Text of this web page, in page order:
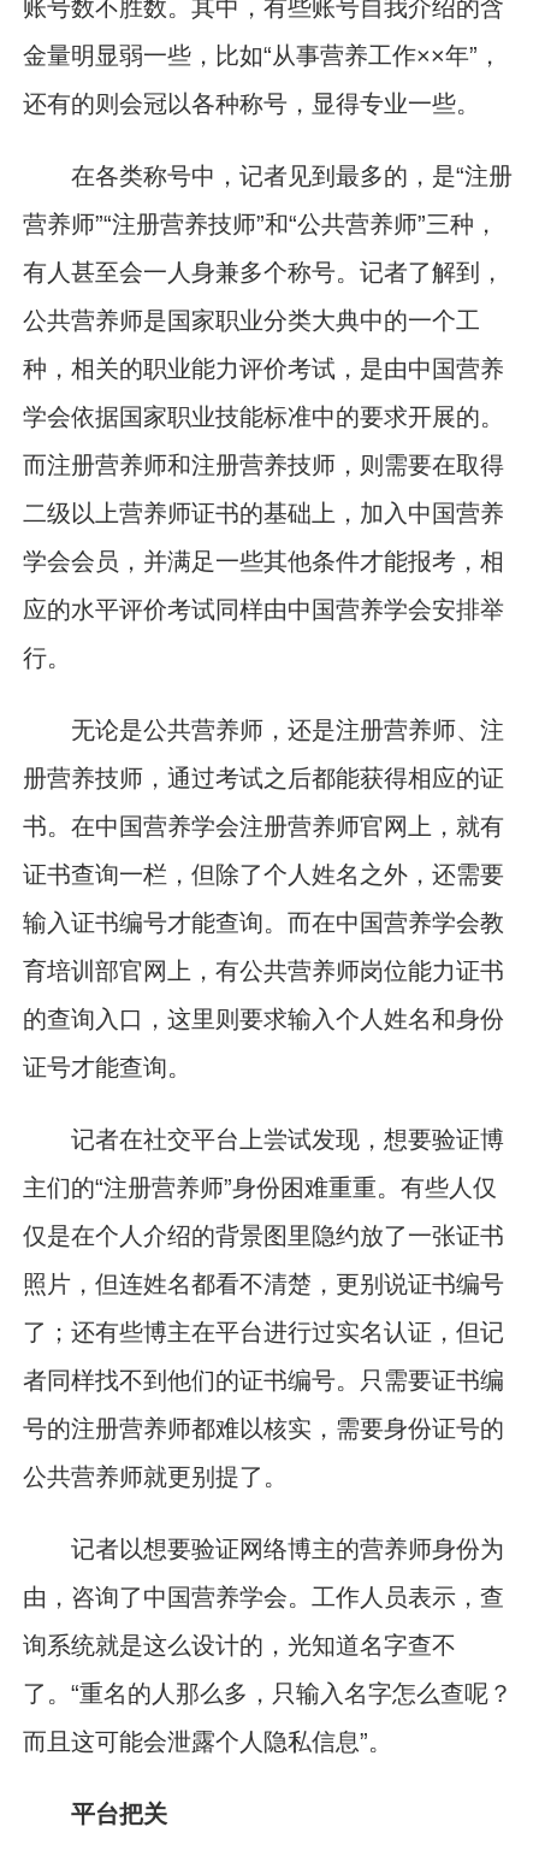
账号数不胜数。其中，有些账号自我介绍的含
金量明显弱一些，比如“从事营养工作××年”，
还有的则会冠以各种称号，显得专业一些。
在各类称号中，记者见到最多的，是“注册
营养师”“注册营养技师”和“公共营养师”三种，
有人甚至会一人身兼多个称号。记者了解到，
公共营养师是国家职业分类大典中的一个工
种，相关的职业能力评价考试，是由中国营养
学会依据国家职业技能标准中的要求开展的。
而注册营养师和注册营养技师，则需要在取得
二级以上营养师证书的基础上，加入中国营养
学会会员，并满足一些其他条件才能报考，相
应的水平评价考试同样由中国营养学会安排举
行。
无论是公共营养师，还是注册营养师、注
册营养技师，通过考试之后都能获得相应的证
书。在中国营养学会注册营养师官网上，就有
证书查询一栏，但除了个人姓名之外，还需要
输入证书编号才能查询。而在中国营养学会教
育培训部官网上，有公共营养师岗位能力证书
的查询入口，这里则要求输入个人姓名和身份
证号才能查询。
记者在社交平台上尝试发现，想要验证博
主们的“注册营养师”身份困难重重。有些人仅
仅是在个人介绍的背景图里隐约放了一张证书
照片，但连姓名都看不清楚，更别说证书编号
了；还有些博主在平台进行过实名认证，但记
者同样找不到他们的证书编号。只需要证书编
号的注册营养师都难以核实，需要身份证号的
公共营养师就更别提了。
记者以想要验证网络博主的营养师身份为
由，咨询了中国营养学会。工作人员表示，查
询系统就是这么设计的，光知道名字查不
了。“重名的人那么多，只输入名字怎么查呢？
而且这可能会泄露个人隐私信息”。
平台把关